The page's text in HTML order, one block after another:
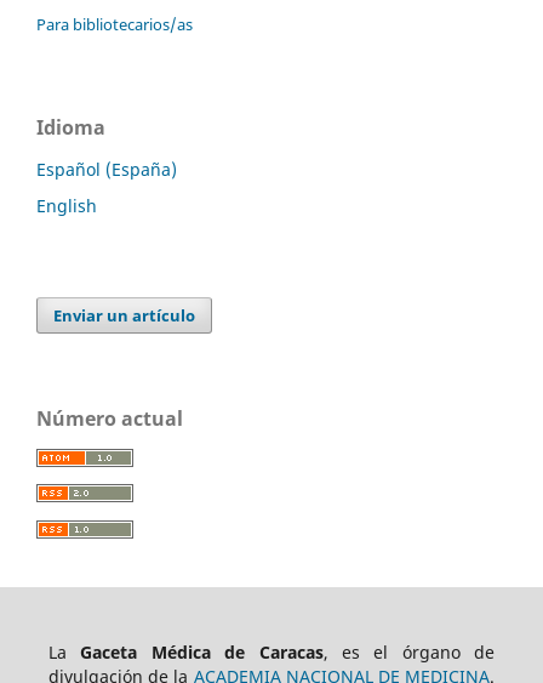
Para bibliotecarios/as
Idioma
Español (España)
English
Enviar un artículo
Número actual
LaGaceta Médica de Caracas, es el órgano de
divulgación de la ACADEMIA NACIONAL DE MEDICINA.